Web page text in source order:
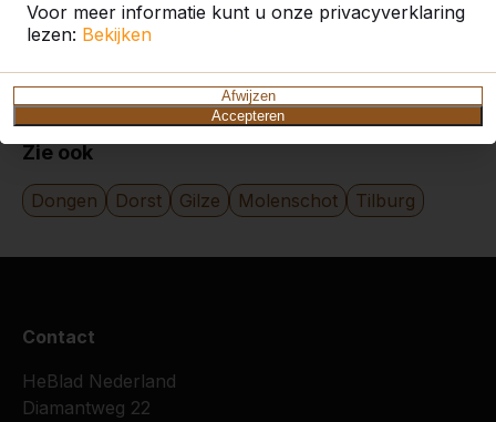
Voor meer informatie kunt u onze privacyverklaring
lezen: Bekijken
Afwijzen
Accepteren
Zie ook
Dongen Dorst Gilze Molenschot Tilburg
Contact
HeBlad Nederland
Diamantweg 22